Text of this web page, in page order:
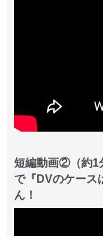
短編動画②（約1
で『DVのケース
ん！